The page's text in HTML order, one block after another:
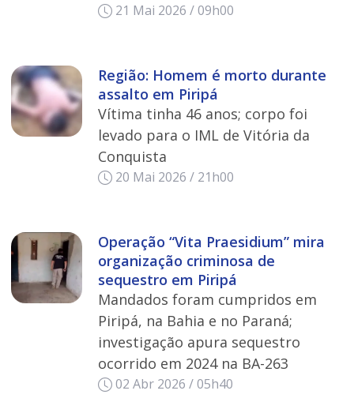
21 Mai 2026 / 09h00
Região: Homem é morto durante
assalto em Piripá
Vítima tinha 46 anos; corpo foi
levado para o IML de Vitória da
Conquista
20 Mai 2026 / 21h00
Operação “Vita Praesidium” mira
organização criminosa de
sequestro em Piripá
Mandados foram cumpridos em
Piripá, na Bahia e no Paraná;
investigação apura sequestro
ocorrido em 2024 na BA-263
02 Abr 2026 / 05h40